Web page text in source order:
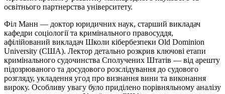
освітнього партнерства університету.
Філ Манн — доктор юридичних наук, старший викладач
кафедри соціології та кримінального правосуддя,
афілійований викладач Школи кібербезпеки Old Dominion
University (США). Лектор детально розкрив ключові етапи
кримінального судочинства Сполучених Штатів — від арешту
підозрюваного та досудового розслідування до судового
розгляду, укладення угод про визнання вини та виконання
вироку. Особливу увагу було приділено порівняльному аналізу